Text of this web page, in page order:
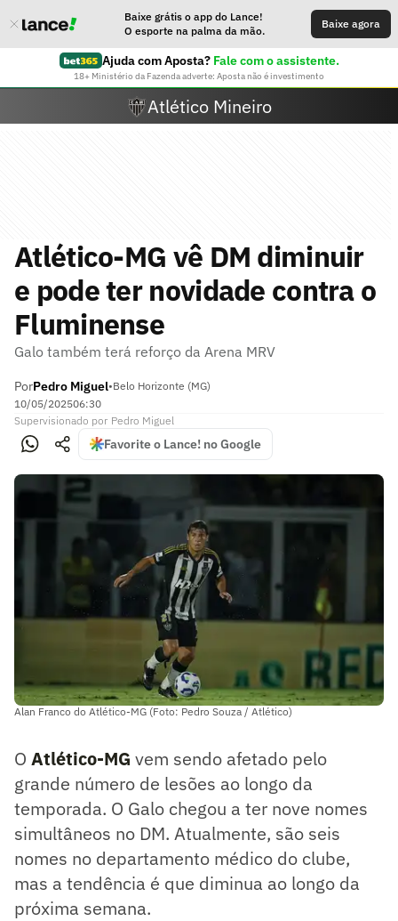
Baixe grátis o app do Lance!
O esporte na palma da mão.
Baixe agora
Ajuda com Aposta? Fale com o assistente.
18+ Ministério da Fazenda adverte: Aposta não é investimento
Atlético Mineiro
Atlético-MG vê DM diminuir
e pode ter novidade contra o
Fluminense
Galo também terá reforço da Arena MRV
PorPedro Miguel•Belo Horizonte (MG)
10/05/202506:30
Supervisionado por Pedro Miguel
Favorite o Lance! no Google
Alan Franco do Atlético-MG (Foto: Pedro Souza / Atlético)
O Atlético-MG vem sendo afetado pelo
grande número de lesões ao longo da
temporada. O Galo chegou a ter nove nomes
simultâneos no DM. Atualmente, são seis
nomes no departamento médico do clube,
mas a tendência é que diminua ao longo da
próxima semana.